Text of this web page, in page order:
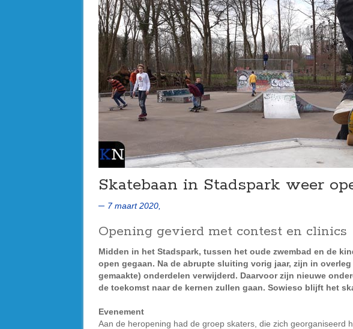
Skatebaan in Stadspark weer
7 maart 2020,
Opening gevierd met contest en clinics
Midden in het Stadspark, tussen het oude zwembad en de
open gegaan. Na de abrupte sluiting vorig jaar, zijn in
gemaakte) onderdelen verwijderd. Daarvoor zijn nieuwe
de toekomst naar de kernen zullen gaan. Sowieso blijft het
Evenement
Aan de heropening had de groep skaters, die zich georganiseerd